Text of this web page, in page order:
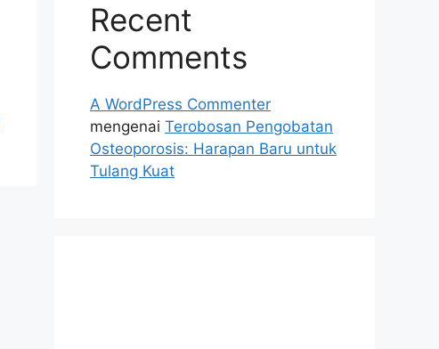
Recent
Comments
A WordPress Commenter
mengenai Terobosan Pengobatan
Osteoporosis: Harapan Baru untuk
Tulang Kuat